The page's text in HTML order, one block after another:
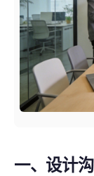
一、设计